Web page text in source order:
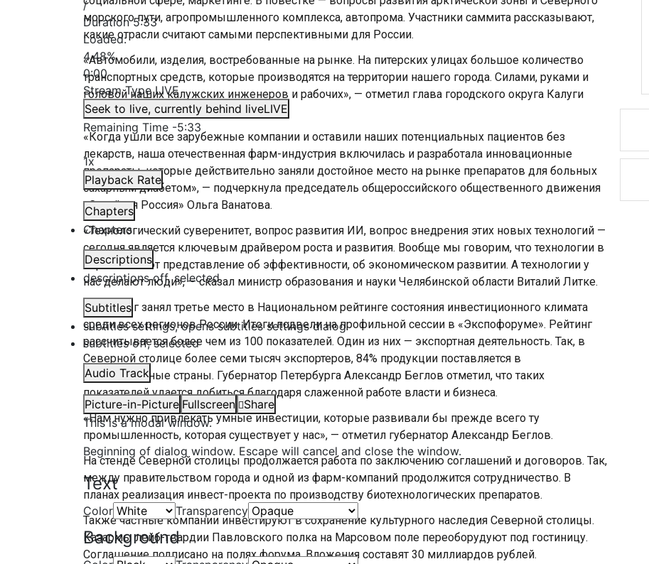
/
Duration5:33
Loaded:
4.48%
0:00
Stream TypeLIVE
Seek to live, currently behind liveLIVE
Remaining Time -5:33
1x
Playback Rate
Chapters
Chapters
Descriptions
descriptions off, selected
Subtitles
subtitles settings, opens subtitles settings dialog
subtitles off, selected
Audio Track
Picture-in-Picture Fullscreen
Share
This is a modal window.
Beginning of dialog window. Escape will cancel and close the window.
Text
Color Transparency
Background
морского пути, агропромышленного комплекса, автопрома. Участники саммита рассказывают,
какие отрасли считают самыми перспективными для России.
«Автомобили, изделия, востребованные на рынке. На питерских улицах большое количество
транспортных средств, которые производятся на территории нашего города. Силами, руками и
головой наших калужских инженеров и рабочих», — отметил глава городского округа Калуги
Дмитрий Денисов.
«Когда ушли все зарубежные компании и оставили наших потенциальных пациентов без
лекарств, наша отечественная фарм-индустрия включилась и разработала инновационные
препараты, которые действительно заняли достойное место на рынке препаратов для больных
сахарным диабетом», — подчеркнула председатель общероссийского общественного движения
«Стройная Россия» Ольга Ванатова.
«Технологический суверенитет, вопрос развития ИИ, вопрос внедрения этих новых технологий —
сегодня является ключевым драйвером роста и развития. Вообще мы говорим, что технологии в
корне меняют представление об эффективности, об экономическом развитии. А технологии у
нас делают люди», — сказал министр образования и науки Челябинской области Виталий Литке.
Петербург занял третье место в Национальном рейтинге состояния инвестиционного климата
среди всех регионов России. Итоги подвели на профильной сессии в «Экспофоруме». Рейтинг
рассчитывается более чем из 100 показателей. Один из них — экспортная деятельность. Так, в
Северной столице более семи тысяч экспортеров, 84% продукции поставляется в
дружественные страны. Губернатор Петербурга Александр Беглов отметил, что таких
показателей удается добиться благодаря слаженной работе власти и бизнеса.
«Нам нужно привлекать умные инвестиции, которые развивали бы прежде всего ту
промышленность, которая существует у нас», — отметил губернатор Александр Беглов.
На стенде Северной столицы продолжается работа по заключению соглашений и договоров. Так,
между правительством города и одной из фарм-компаний продолжится сотрудничество. В
планах реализация инвест-проекта по производству биотехнологических препаратов.
Также частные компании инвестируют в сохранение культурного наследия Северной столицы.
Казармы лейб-гвардии Павловского полка на Марсовом поле переоборудуют под гостиницу.
Соглашение подписано на полях форума. Вложения составят 30 миллиардов рублей.